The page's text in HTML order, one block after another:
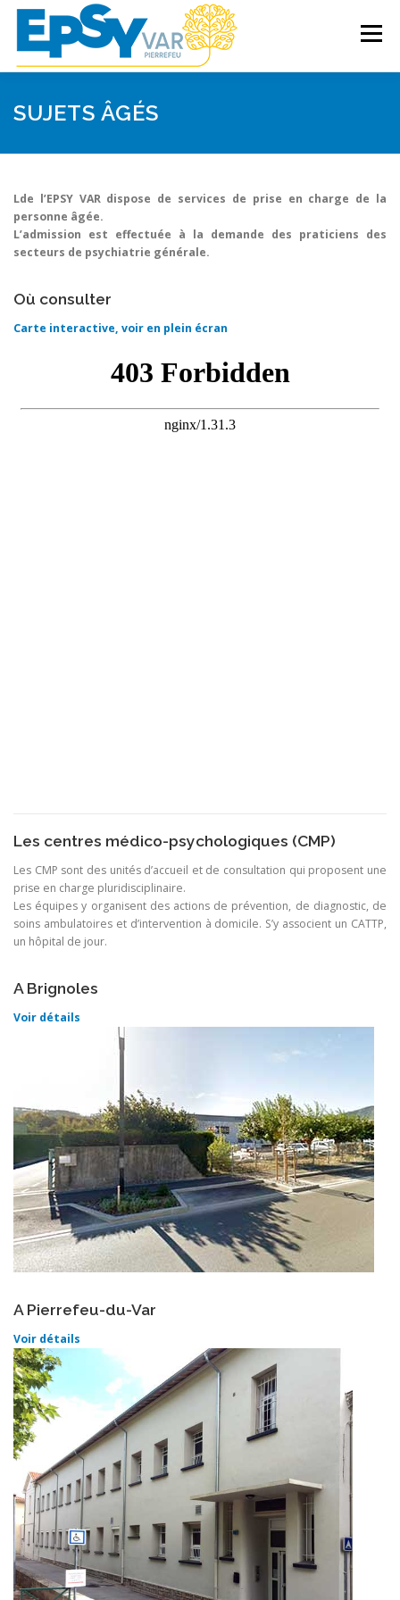
Aller
contenu
Menu
ACCUEIL LES SOINS
PROFESSIONNELS DE SANTÉ
SUJETS ÂGÉS
Lde l’EPSY VAR dispose de services de prise en charge de la
personne âgée.
L’admission est effectuée à la demande des praticiens des
secteurs de psychiatrie générale.
Où consulter
Carte interactive, voir en plein écran
Les centres médico-psychologiques (CMP)
Les CMP sont des unités d’accueil et de consultation qui proposent une
prise en charge pluridisciplinaire.
Les équipes y organisent des actions de prévention, de diagnostic, de
soins ambulatoires et d’intervention à domicile. S’y associent un CATTP,
un hôpital de jour.
A Brignoles
Voir détails
A Pierrefeu-du-Var
Voir détails